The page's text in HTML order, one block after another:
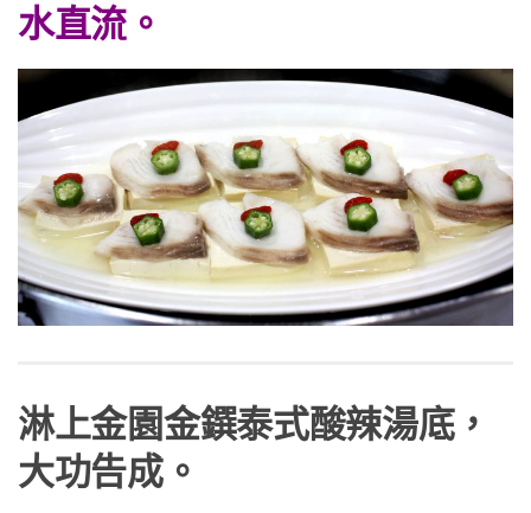
水直流。
淋上金園金鐉泰式酸辣湯底，
大功告成。